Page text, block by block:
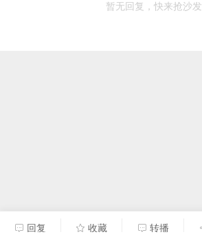
暂无回复，快来抢沙发
回复 收藏 转播